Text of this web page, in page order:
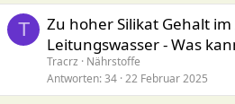
T
Zu hoher Silikat Gehalt
Leitungswasser - Was
Tracrz
Nährstoffe
Antworten 34 22 Februar 2025